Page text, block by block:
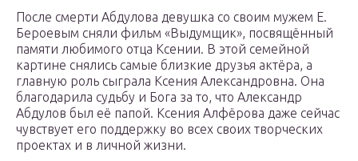
После смерти Абдулова девушка со своим мужем Е.
Бероевым сняли фильм «Выдумщик», посвящённый
памяти любимого отца Ксении. В этой семейной
картине снялись самые близкие друзья актёра, а
главную роль сыграла Ксения Александровна. Она
благодарила судьбу и Бога за то, что Александр
Абдулов был её папой. Ксения Алфёрова даже сейчас
чувствует его поддержку во всех своих творческих
проектах и в личной жизни.